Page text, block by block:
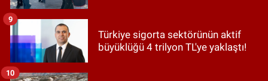
Türkiye sigorta sektörünün aktif
büyüklüğü 4 trilyon TL'ye yaklaştı!
9
10